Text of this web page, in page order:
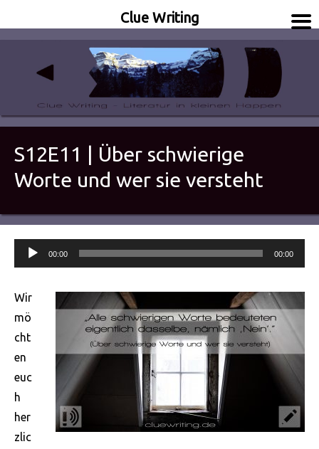
Clue Writing
S12E11 | Über schwierige
Worte und wer sie versteht
Audio-
Player
00:00 00:00
Wir
mö
cht
en
euc
h
her
zlic
Clue Writing